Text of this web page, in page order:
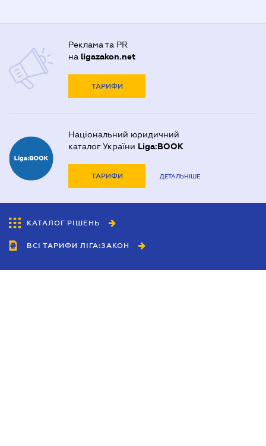
Реклама та PR
на ligazakon.net
ТАРИФИ
Національний юридичний
каталог України Liga:BOOK
ТАРИФИ ДЕТАЛЬНІШЕ
КАТАЛОГ РІШЕНЬ
ВСІ ТАРИФИ ЛІГА:ЗАКОН